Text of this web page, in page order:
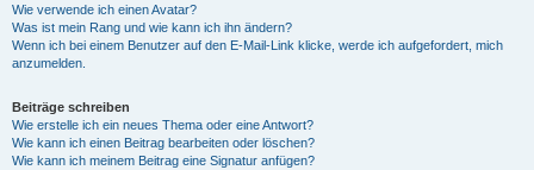
Wie verwende ich einen Avatar?
Was ist mein Rang und wie kann ich ihn ändern?
Wenn ich bei einem Benutzer auf den E-Mail-Link klicke, werde ich aufgefordert, mich
anzumelden.
Beiträge schreiben
Wie erstelle ich ein neues Thema oder eine Antwort?
Wie kann ich einen Beitrag bearbeiten oder löschen?
Wie kann ich meinem Beitrag eine Signatur anfügen?